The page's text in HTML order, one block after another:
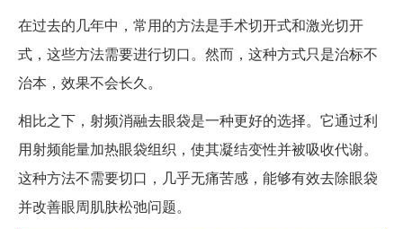
在过去的几年中，常用的方法是手术切开式和激光切开
式，这些方法需要进行切口。然而，这种方式只是治标不
治本，效果不会长久。
相比之下，射频消融去眼袋是一种更好的选择。它通过利
用射频能量加热眼袋组织，使其凝结变性并被吸收代谢。
这种方法不需要切口，几乎无痛苦感，能够有效去除眼袋
并改善眼周肌肤松弛问题。